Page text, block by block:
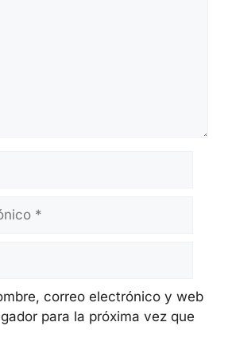
correo electrónico y web
para la próxima vez que